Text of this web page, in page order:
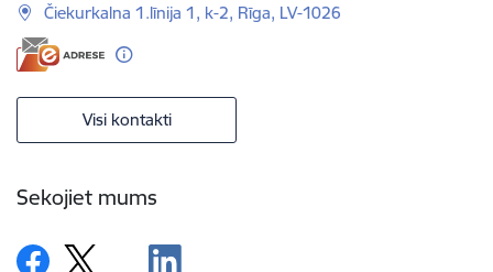
Čiekurkalna 1.līnija 1, k-2, Rīga, LV-1026
Visi kontakti
Sekojiet mums